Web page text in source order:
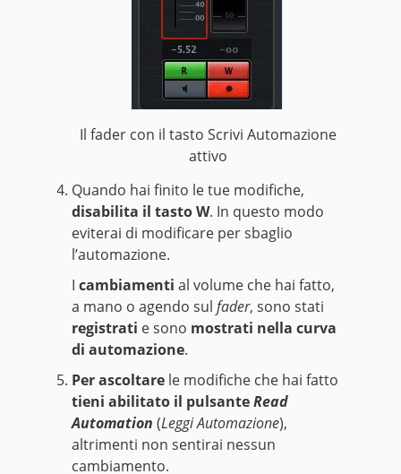
Il fader con il tasto Scrivi Automazione
attivo
Quando hai finito le tue modifiche,
disabilita il tasto W. In questo modo
eviterai di modificare per sbaglio
l’automazione.
I cambiamenti al volume che hai fatto,
a mano o agendo sul fader, sono stati
registrati e sono mostrati nella curva
di automazione.
Per ascoltare le modifiche che hai fatto
tieni abilitato il pulsanteRead
Automation (Leggi Automazione),
altrimenti non sentirai nessun
cambiamento.